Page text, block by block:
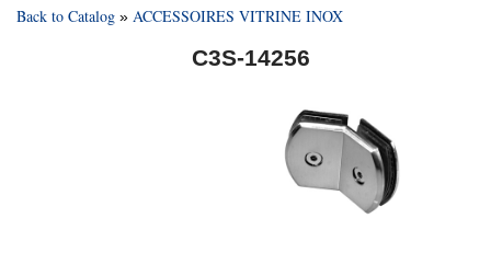
Back to Catalog ACCESSOIRES VITRINE INOX
C3S-14256